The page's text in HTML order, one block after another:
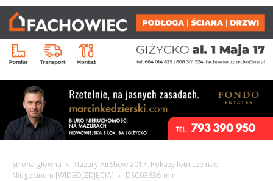
Strona główna
Mazury AirShow 2017. Pokazy lotnicze nad
Niegocinem [WIDEO,ZDJĘCIA]
DSC03636-min